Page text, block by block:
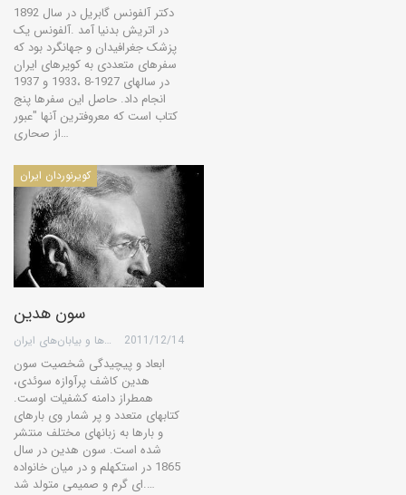
دکتر آلفونس گابریل در سال 1892
در اتریش بدنیا آمد .آلفونس یک
پزشک جغرافیدان و جهانگرد بود که
سفرهای متعددی به کویرهای ایران
در سالهای 1927-8 ،1933 و 1937
انجام داد. حاصل این سفرها پنج
کتاب است که معروفترین آنها "عبور
از صحاری…
کویرنوردان ایران
سون هدین
گروه کویرها و بیابان‌های ایران 2011/12/14
ابعاد و پیچیدگی شخصیت سون
هدین کاشف پرآوازه سوئدی،
همطراز دامنه کشفیات اوست.
کتابهای متعدد و پر شمار وی بارهای
و بارها به زبانهای مختلف منتشر
شده است. سون هدین در سال
1865 در استکهلم و در میان خانواده
ای گرم و صمیمی متولد شد.…